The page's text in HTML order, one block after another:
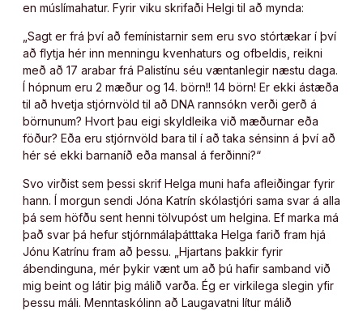
en múslímahatur. Fyrir viku skrifaði Helgi til að mynda:
„Sagt er frá því að femínistarnir sem eru svo stórtækar í því
að flytja hér inn menningu kvenhaturs og ofbeldis, reikni
með að 17 arabar frá Palistínu séu væntanlegir næstu daga.
Í hópnum eru 2 mæður og 14. börn!! 14 börn! Er ekki ástæða
til að hvetja stjórnvöld til að DNA rannsókn verði gerð á
börnunum? Hvort þau eigi skyldleika við mæðurnar eða
föður? Eða eru stjórnvöld bara til í að taka sénsinn á því að
hér sé ekki barnaníð eða mansal á ferðinni?“
Svo virðist sem þessi skrif Helga muni hafa afleiðingar fyrir
hann. Í morgun sendi Jóna Katrín skólastjóri sama svar á alla
þá sem höfðu sent henni tölvupóst um helgina. Ef marka má
það svar þá hefur stjórnmálaþátttaka Helga farið fram hjá
Jónu Katrínu fram að þessu. „Hjartans þakkir fyrir
ábendinguna, mér þykir vænt um að þú hafir samband við
mig beint og látir þig málið varða. Ég er virkilega slegin yfir
þessu máli. Menntaskólinn að Laugavatni lítur málið